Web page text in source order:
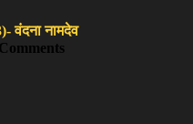
वंदना नामदेव